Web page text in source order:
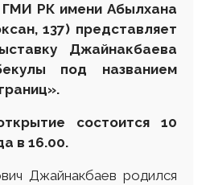
ГМИ РК имени Абылхана
137) представляет
Джайнакбаева
под названием
.
состоится 10
в 16.00.
Джайнакбаев родился